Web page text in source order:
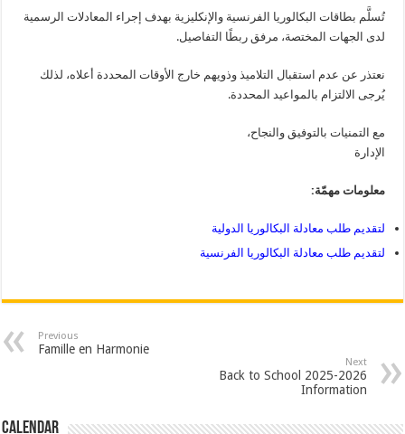
تُسلَّم بطاقات البكالوريا الفرنسية والإنكليزية بهدف إجراء المعادلات الرسمية
لدى الجهات المختصة، مرفق ربطًا التفاصيل.
نعتذر عن عدم استقبال التلاميذ وذويهم خارج الأوقات المحددة أعلاه، لذلك
يُرجى الالتزام بالمواعيد المحددة.
مع التمنيات بالتوفيق والنجاح،
الإدارة
معلومات مهمّة:
لتقديم طلب معادلة البكالوريا الدولية
لتقديم طلب معادلة البكالوريا الفرنسية
Previous
Famille en Harmonie
Next
Back to School 2025-2026
Information
Calendar